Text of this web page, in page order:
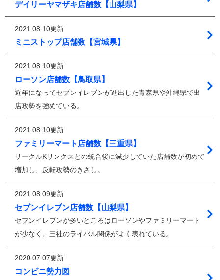
デイリーヤマザキ店舗数【山梨県】
2021.08.10更新
ミニストップ店舗数【宮城県】
2021.08.10更新
ローソン店舗数【鳥取県】
近年になってセブンイレブンが進出した青森県や沖縄県で出
店攻勢を強めている。
2021.08.10更新
ファミリーマート店舗数【三重県】
サークルKサンクスとの統合後に減少していた店舗数が初めて
増加し、反転攻勢のきざし。
2021.08.09更新
セブンイレブン店舗数【山梨県】
セブンイレブンが多いところはローソンやファミリーマート
が少なく、三社のライバル関係がよく表れている。
2020.07.07更新
コンビニ勢力図